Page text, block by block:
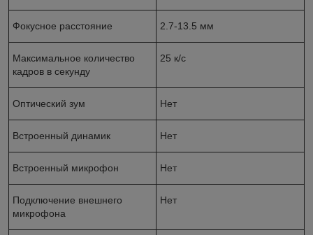
Фокусное расстояние 2.7-13.5 мм
Максимальное количество
кадров в секунду
25 к/с
Оптический зум Нет
Встроенный динамик Нет
Встроенный микрофон Нет
Подключение внешнего
микрофона
Нет